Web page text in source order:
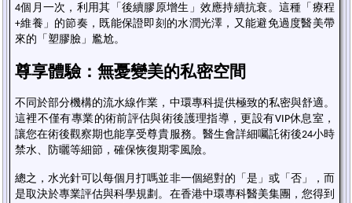
4個月一次，利用其「後續膠原增生」效應持續抗衰。這種「療程
+維養」的節奏，既能保證即刻的水潤光澤，又能避免過度醫美帶
來的「塑膠臉」尷尬。
尊享體驗：無憂變美的私密空間
不同於部分機構的流水線作業，中環專科提供極致的私密與舒適。
這裡不僅有專業的術前評估與術後護理指導，更設有VIP休息室，
讓您在術後觀察期也能享受尊貴服務。醫生會詳細囑託術後24小時
禁水、防曬等細節，確保恢復期零風險。
總之，水光針可以每個月打嗎並非一個絕對的「是」或「否」，而
是取決於專業評估與科學規劃。在香港中環專科醫美集團，您得到